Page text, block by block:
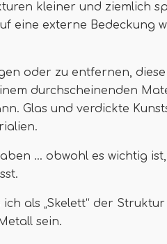
kleiner und ziemlich
eine externe Bedeckung
oder zu entfernen, diese
durchscheinenden
Glas und verdickte
... obwohl es wichtig
als „Skelett“ der
sein.